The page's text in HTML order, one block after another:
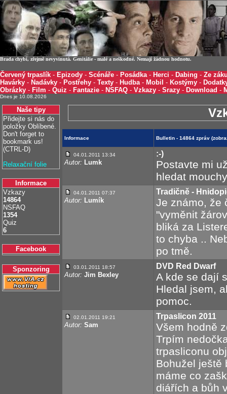
Brada chybí, zřejmě nevyvinutá. Genitálie - malé a neškodné. Nemají žádnou hodnotu.
Červený trpaslík - Epizody - Scénáře - Posádka- Herci - Dabing - Ze
Havárky - Nadávky - Postřehy - Texty - Hudba- Mobil - Kostýmy -
Obrázky - Film - Quiz - Fantazie - NSFAQ - Vzkazy - Srazy - Download -
Dnes je 10.08.2026
Naše tipy
Přidejte si nás do
položky Oblíbené.
Don't forget to
bookmark us!
(CTRL-D)
Relaxační folie
Informace
Vzkazy
14864
NSFAQ
1354
Quiz
6
Facebook
Sponzoring
Informace Bulletin - 14864 zpráv
04.01.2011 13:34
Autor: Lumk
:-)
Postavte mi
hledat mouchy
04.01.2011 07:37
Autor: Lumík
Tradičně -
Je známo, že
"vyměnit
bliká za
to chyba ..
po tmě.
03.01.2011 18:57
Autor: Jim Bexley
DVD Red Dwarf
A kde se dají
Hledal jsem,
pomoc.
02.01.2011 19:21
Autor: Sam
Trpaslicon 2011
Všem hodně
Trpím
trpasliconu
Bohužel ještě
máme co
diářích a bůh